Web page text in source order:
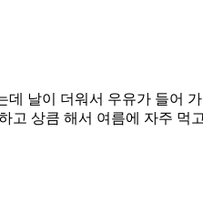
데 날이 더워서 우유가 들어
고 상큼 해서 여름에 자주